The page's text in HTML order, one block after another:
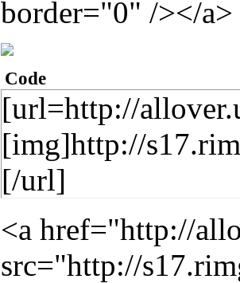
border="0" /></a>
Code
[url=http://
[img]http://
[/url]
<a href="http://
src="http://